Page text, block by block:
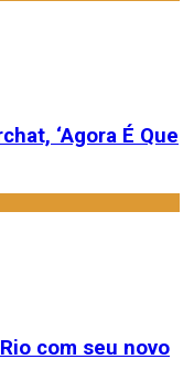
‘Agora É Que
com seu novo